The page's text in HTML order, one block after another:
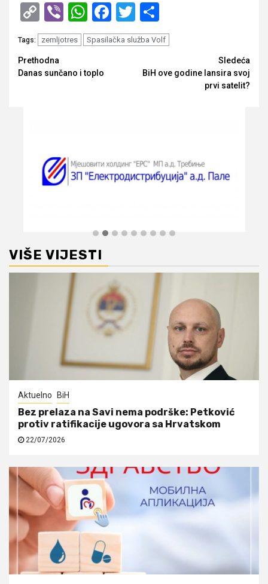
Copy
Link
ViberWhatsApp
Facebook
Twitter
Tags: zemljotres Spasilačka služba Volf
Opširnije
Prethodna
Danas sunčano i toplo
Sledeća
BiH ove godine lansira svoj
prvi satelit?
VIŠE VIJESTI
Aktuelno BiH
Bez prelaza na Savi nema podrške: Petković
protiv ratifikacije ugovora sa Hrvatskom
22/07/2026